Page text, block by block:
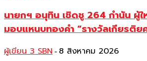
นายกฯ อนุทิน เชิดชู 264 กำนัน ผู้
มอบแหนบทองคำ “รางวัลเกียรติย
ผู้เขียน 3 SBN - 8 สิงหาคม 2026